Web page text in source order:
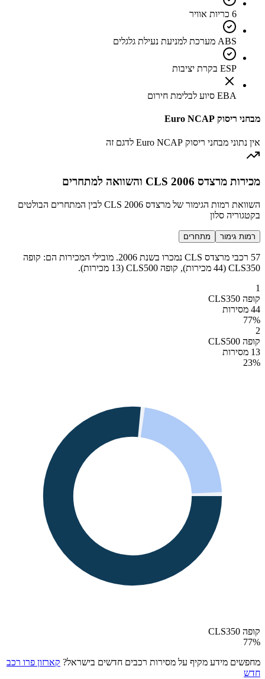
6 כריות אוויר
ABS מערכת למניעת נעילת גלגלים
ESP בקרת יציבות
EBA סיוע לבלימת חירום
מבחני ריסוק Euro NCAP
אין נתוני מבחני ריסוק Euro NCAP לדגם זה
מכירות מרצדס CLS 2006 והשוואה למתחרים
השוואת רמות הגימור של מרצדס CLS 2006 לבין המתחרים הבולטים
בקטגוריה סלון
רמות גימור מתחרים
57 רכבי מרצדס CLS נמכרו בשנת 2006. מובילי המכירות הם: קופה
CLS350 (44 מכירות), קופה CLS500 (13 מכירות).
1
קופה CLS350
44 מסירות
77%
2
קופה CLS500
13 מסירות
23%
קופה CLS350
77%
מחפשים מידע מקיף על מסירות רכבים חדשים בישראל? קארזון פרו רכב
חדש